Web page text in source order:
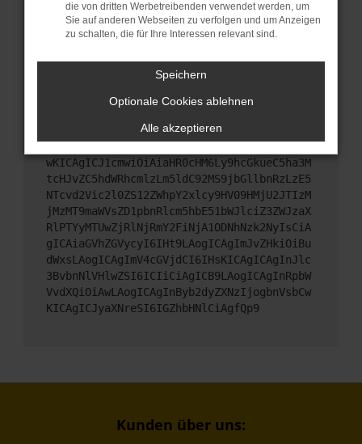
Wende dich an den Webseitenbetreiber.
Wenn du alle oben genannten Schritte versucht
hast, kontaktiere uns bitte. Wir werden versuchen,
das Problem zu beheben. Du kannst uns diesen
Text schicken, um uns bei der Fehlersuche zu
unterstützen:
ewogICJuYW1lIjogIk5ldHdvcmtFcnJvciIsCiAgI
mNvbmZpZyI6IHsKICAgICJtZXRob2QiOiAiR0VUIi
wKICAgICJ1cmwiOiAiaHR0cHM6Ly9hcGkueC5ha3M
tcHJvZC5hdWRhcmlzLm5ldC92MS9jbGllbnRzLzE5
NTcvd2Vic2l0ZS12ZWhpY2xlcy9HV09HMjU2JTIzM
jMzMT9maWVsZD1pbnRlcm5hbE51bWJlciZ3ZWJzaX
RlPTYyMTUwZjRlNjRmY2FiNjA1ODNhNzk2NyIsCiA
gICAiaGVhZGVycyI6IHt9LAogICAgImJvZHkiOiBu
dWxsLAogICAgImV4cGVjdCI6IHsKICAgICAgInJlc
3BvbnNlVHlwZSI6ICIiCiAgICB9LAogICAgInRpbW
VvdXQiOiAwLAogICAgInByb2dyZXNzIjogbnVsbCw
KICAgICJyaXNreSI6IGZhbHNlCiAgfQp9
Kunden über uns:
die von dritten Werbetreibenden verwendet werden, um
Sie auf anderen Webseiten zu verfolgen und um Anzeigen
zu schalten, die für Ihre Interessen relevant sind.
Speichern
Optionale Cookies ablehnen
Alle akzeptieren